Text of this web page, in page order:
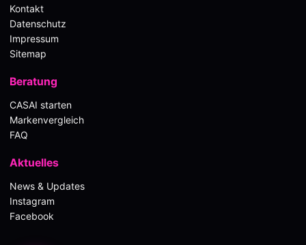
Kontakt
Datenschutz
Impressum
Sitemap
Beratung
CASAI starten
Markenvergleich
FAQ
Aktuelles
News & Updates
Instagram
Facebook